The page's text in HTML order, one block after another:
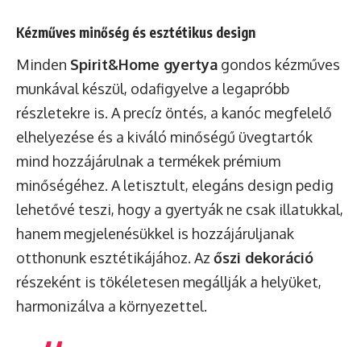
Kézműves minőség és esztétikus design
Minden Spirit&Home gyertya gondos kézműves
munkával készül, odafigyelve a legapróbb
részletekre is. A precíz öntés, a kanóc megfelelő
elhelyezése és a kiváló minőségű üvegtartók
mind hozzájárulnak a termékek prémium
minőségéhez. A letisztult, elegáns design pedig
lehetővé teszi, hogy a gyertyák ne csak illatukkal,
hanem megjelenésükkel is hozzájáruljanak
otthonunk esztétikájához. Az őszi dekoráció
részeként is tökéletesen megállják a helyüket,
harmonizálva a környezettel.